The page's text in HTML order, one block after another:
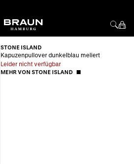
STONE ISLAND
Kapuzenpullover dunkelblau meliert
Leider nicht verfügbar
MEHR VON STONE ISLAND